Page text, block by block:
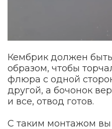
Кембрик должен
образом, чтобы
флюра с одной
другой, а бочонок
и все, отвод готов.
С таким монтажом вы